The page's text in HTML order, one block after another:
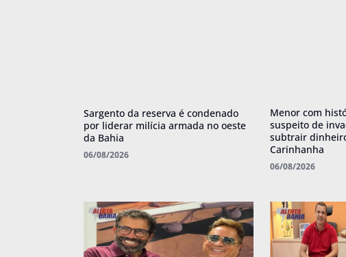
Sargento da reserva é condenado
por liderar milícia armada no oeste
da Bahia
06/08/2026
Menor com
suspeito de
subtrair
Carinhanha
06/08/2026